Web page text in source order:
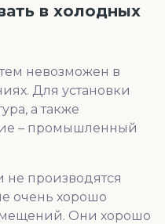
в холодных
невозможен в
Для установки
а также
– промышленный
производятся
очень хорошо
Они хорошо